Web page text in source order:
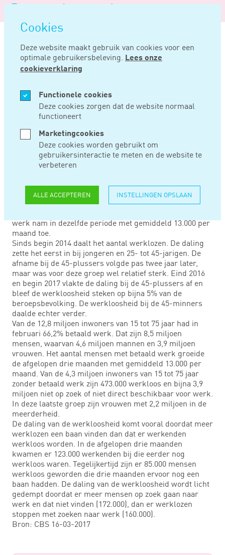
overslaan
Cookies
Deze website maakt gebruik van cookies voor een
optimale gebruikersbeleving. Lees onze
cookieverklaring
Functionele cookies
Deze cookies zorgen dat de website normaal
functioneert
Marketingcookies
Deze cookies worden gebruikt om
gebruikersinteractie te meten en de website te
verbeteren
ALLE ACCEPTEREN INSTELLINGEN OPSLAAN
Logo
Noord
Negentig
Home Nieuws Werkloosheid neemt verder af
MRT 16, 2017
WERKLOOSHEID
NEEMT VERDER AF
gemiddeld 9.000 per maand gedaald. Het aantal
werklozen kwam in februari uit op 473.000, oftewel 5,3%
werk nam in dezelfde periode met gemiddeld 13.000 per
maand toe.
Sinds begin 2014 daalt het aantal werklozen. De daling
zette het eerst in bij jongeren en 25- tot 45-jarigen. De
afname bij de 45-plussers volgde pas twee jaar later,
maar was voor deze groep wel relatief sterk. Eind 2016
en begin 2017 vlakte de daling bij de 45-plussers af en
bleef de werkloosheid steken op bijna 5% van de
beroepsbevolking. De werkloosheid bij de 45-minners
daalde echter verder.
Van de 12,8 miljoen inwoners van 15 tot 75 jaar had in
februari 66,2% betaald werk. Dat zijn 8,5 miljoen
mensen, waarvan 4,6 miljoen mannen en 3,9 miljoen
vrouwen. Het aantal mensen met betaald werk groeide
de afgelopen drie maanden met gemiddeld 13.000 per
maand. Van de 4,3 miljoen inwoners van 15 tot 75 jaar
zonder betaald werk zijn 473.000 werkloos en bijna 3,9
miljoen niet op zoek of niet direct beschikbaar voor werk.
In deze laatste groep zijn vrouwen met 2,2 miljoen in de
meerderheid.
De daling van de werkloosheid komt vooral doordat meer
werklozen een baan vinden dan dat er werkenden
werkloos worden. In de afgelopen drie maanden
kwamen er 123.000 werkenden bij die eerder nog
werkloos waren. Tegelijkertijd zijn er 85.000 mensen
werkloos geworden die drie maanden ervoor nog een
baan hadden. De daling van de werkloosheid wordt licht
gedempt doordat er meer mensen op zoek gaan naar
werk en dat niet vinden (172.000), dan er werklozen
stoppen met zoeken naar werk (160.000).
Bron: CBS 16-03-2017